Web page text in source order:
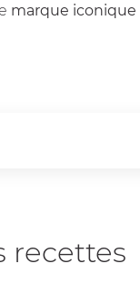
marque iconique
recettes